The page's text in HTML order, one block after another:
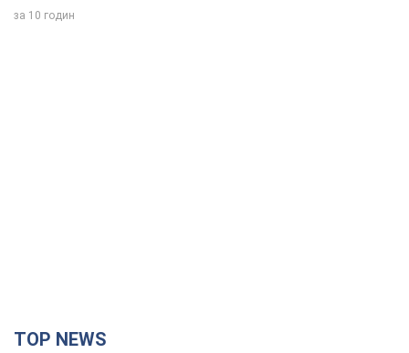
за 10 годин
TOP NEWS